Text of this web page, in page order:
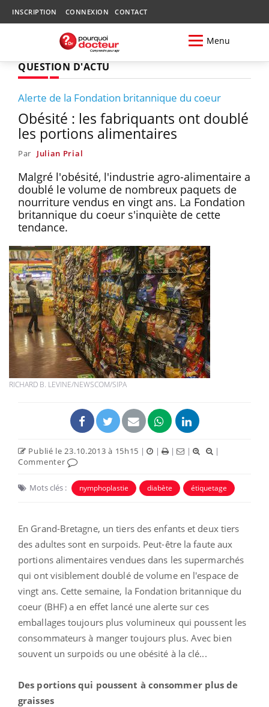
INSCRIPTION CONNEXION CONTACT
Menu
QUESTION D'ACTU
Alerte de la Fondation britannique du coeur
Obésité : les fabriquants ont doublé
les portions alimentaires
Par Julian Prial
Malgré l'obésité, l'industrie agro-alimentaire a
doublé le volume de nombreux paquets de
nourriture vendus en vingt ans. La Fondation
britannique du coeur s'inquiète de cette
tendance.
RICHARD B. LEVINE/NEWSCOM/SIPA
Publié le 23.10.2013 à 15h15 | | | |
|
Commenter
Mots clés : nymphoplastie diabète étiquetage
En Grand-Bretagne, un tiers des enfants et deux tiers
des adultes sont en surpoids. Peut-être la faute aux
portions alimentaires vendues dans les supermarchés
qui ont visiblement doublé de volume en l'espace de
vingt ans. Cette semaine, la Fondation britannique du
coeur (BHF) a en effet lancé une alerte sur ces
emballages toujours plus volumineux qui poussent les
consommateurs à manger toujours plus. Avec bien
souvent un surpoids ou une obésité à la clé...
Des portions qui poussent à consommer plus de
graisses